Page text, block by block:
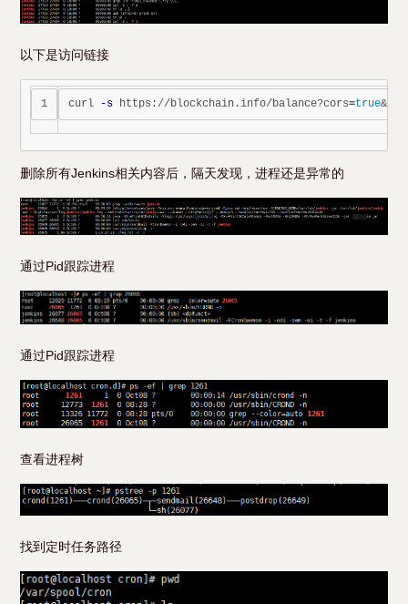
以下是访问链接
curl -s https://blockchain.info/balance?cors=true
删除所有Jenkins相关内容后，隔天发现，进程还是异常的
通过Pid跟踪进程
通过Pid跟踪进程
查看进程树
找到定时任务路径